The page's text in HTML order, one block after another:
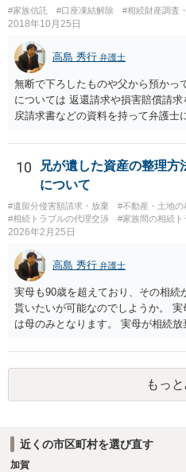
と親子関係を結びたいと思っている
子縁組の必要があり 氏も変更する
しているとは言え、自分の子と私の
望。もちろん私もそうできればと思
るいは 遺言書などで その意思を
士に相談してみてください。
#家族信託 #口座凍結解除 #相続財産調査
2018年10月25日
高島 秀行 弁護士
無断で下ろしたものや父から預かっ
については 返還請求や損害賠償請
戻請求書などの資料を持って弁護士
10
兄が遺した資産の整理方
について
#遺留分侵害額請求・放棄 #不動産・土地の
#相続トラブルの代理交渉
#家族間の相続ト
2026年2月25日
高島 秀行 弁護士
実母も90歳を超えており、その相
貰いたいが可能なのでしようか。
は母のみとなります。 実母が相続
ないと思います。
もっ
近くの市区町村を選び直す
加賀